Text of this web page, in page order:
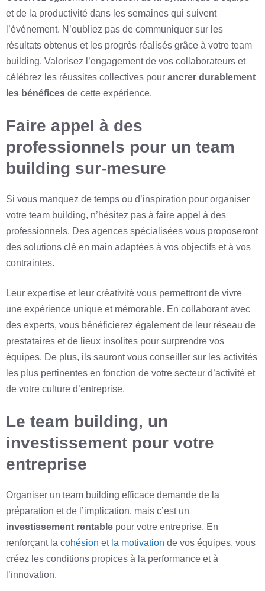
et de la productivité dans les semaines qui suivent
l’événement. N’oubliez pas de communiquer sur les
résultats obtenus et les progrès réalisés grâce à votre team
building. Valorisez l’engagement de vos collaborateurs et
célébrez les réussites collectives pour ancrer durablement
les bénéfices de cette expérience.
Faire appel à des
professionnels pour un team
building sur-mesure
Si vous manquez de temps ou d’inspiration pour organiser
votre team building, n’hésitez pas à faire appel à des
professionnels. Des agences spécialisées vous proposeront
des solutions clé en main adaptées à vos objectifs et à vos
contraintes.
Leur expertise et leur créativité vous permettront de vivre
une expérience unique et mémorable. En collaborant avec
des experts, vous bénéficierez également de leur réseau de
prestataires et de lieux insolites pour surprendre vos
équipes. De plus, ils sauront vous conseiller sur les activités
les plus pertinentes en fonction de votre secteur d’activité et
de votre culture d’entreprise.
Le team building, un
investissement pour votre
entreprise
Organiser un team building efficace demande de la
préparation et de l’implication, mais c’est un
investissement rentable pour votre entreprise. En
renforçant la cohésion et la motivation de vos équipes, vous
créez les conditions propices à la performance et à
l’innovation.